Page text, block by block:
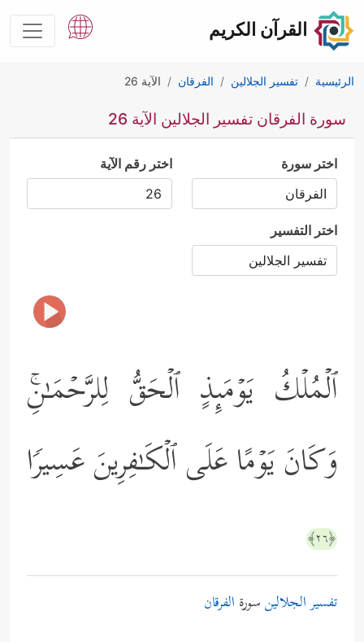
القرآن الكريم
الرئيسية تفسير الجلالين الفرقان الآية 26
سورة الفرقان تفسير الجلالين الآية 26
اختر سورة اختر رقم الآية
اختر التفسير
ٱلۡمُلۡكُ یَوۡمَىِٕذٍ ٱلۡحَقُّ لِلرَّحۡمَـٰنِۚ
وَكَانَ یَوۡمًا عَلَى ٱلۡكَـٰفِرِینَ عَسِیرࣰا
﴿٢٦﴾
تفسير الجلالينسورة الفرقان